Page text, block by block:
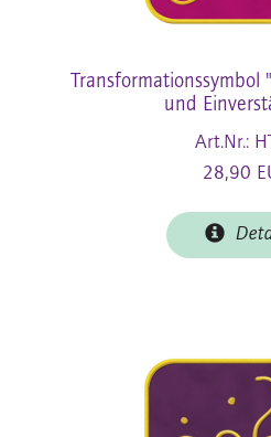
und
Art.Nr.:
28,90